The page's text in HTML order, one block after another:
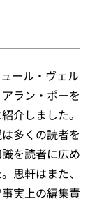
ール・ヴェル
ラン・ポーを
介しました。
多くの読者を
を読者に広め
思軒はまた、
実上の編集責